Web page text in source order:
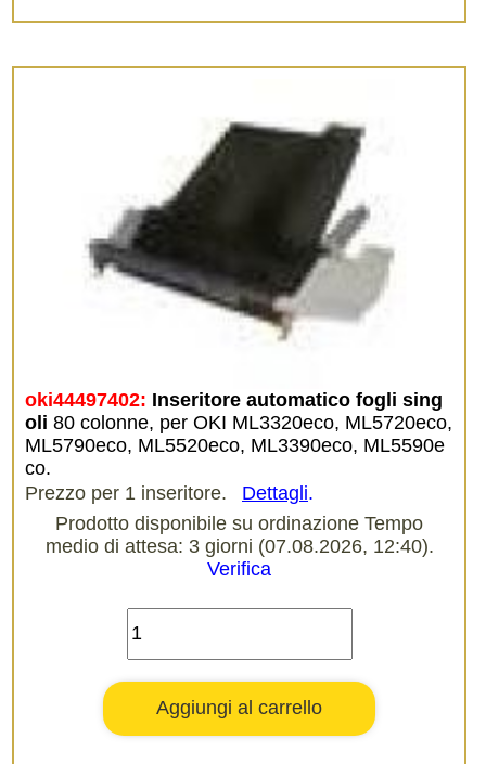
oki44497402: Inseritore automatico fogli sing
oli 80 colonne, per OKI ML3320eco, ML5720eco,
ML5790eco, ML5520eco, ML3390eco, ML5590e
co.
Prezzo per 1 inseritore.
Dettagli.
Prodotto disponibile su ordinazione Tempo
medio di attesa: 3 giorni (07.08.2026, 12:40).
Verifica